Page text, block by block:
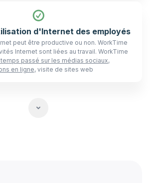
d'Internet des employés
peut être productive ou non. WorkTime
Internet sont liées au travail. WorkTime
passé sur les médias sociaux,
en ligne, visite de sites web